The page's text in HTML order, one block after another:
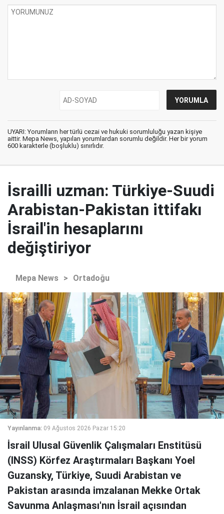
UYARI: Yorumların her türlü cezai ve hukuki sorumluluğu yazan kişiye
aittir. Mepa News, yapılan yorumlardan sorumlu değildir. Her bir yorum
600 karakterle (boşluklu) sınırlıdır.
İsrailli uzman: Türkiye-Suudi
Arabistan-Pakistan ittifakı
İsrail'in hesaplarını
değiştiriyor
Mepa News > Ortadoğu
Yayınlanma: 09 Ağustos 2026 Pazar 15:20
İsrail Ulusal Güvenlik Çalışmaları Enstitüsü
(INSS) Körfez Araştırmaları Başkanı Yoel
Guzansky, Türkiye, Suudi Arabistan ve
Pakistan arasında imzalanan Mekke Ortak
Savunma Anlaşması'nın İsrail açısından